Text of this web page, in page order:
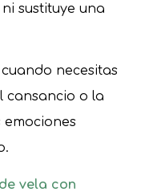
sustituye una
necesitas
cansancio o la
vela con